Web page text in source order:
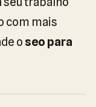
com mais
o seo para